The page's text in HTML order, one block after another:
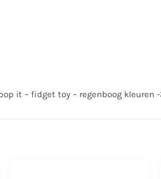
it – fidget toy – regenboog kleuren